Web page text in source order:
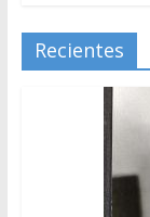
Recientes